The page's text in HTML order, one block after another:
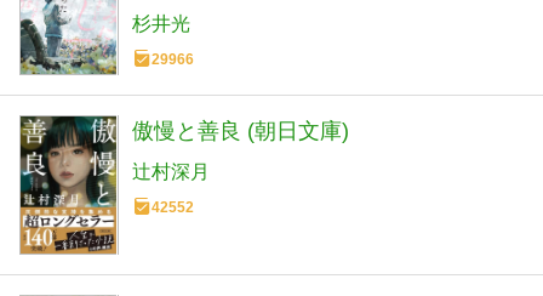
杉井光
29966
傲慢と善良 (朝日文庫)
辻村深月
42552